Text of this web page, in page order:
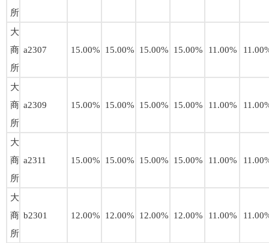
所
大
商
所
a2307 15.00% 15.00% 15.00% 15.00% 11.00%
大
商
所
a2309 15.00% 15.00% 15.00% 15.00% 11.00%
大
商
所
a2311 15.00% 15.00% 15.00% 15.00% 11.00%
大
商
所
b2301 12.00% 12.00% 12.00% 12.00% 11.00%